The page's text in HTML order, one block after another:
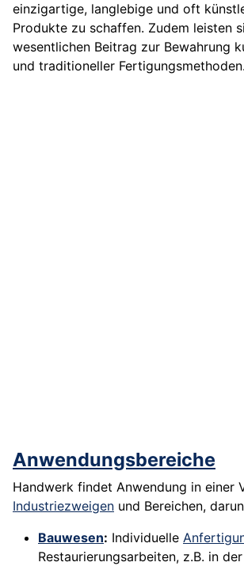
einzigartige, langlebige und oft
Produkte zu schaffen. Zudem leisten
wesentlichen Beitrag zur Bewahrung
und traditioneller Fertigungsmethoden.
Anwendungsbereiche
Handwerk findet Anwendung in einer
Industriezweigen und Bereichen,
Bauwesen: Individuelle
Restaurierungsarbeiten, z.B. in